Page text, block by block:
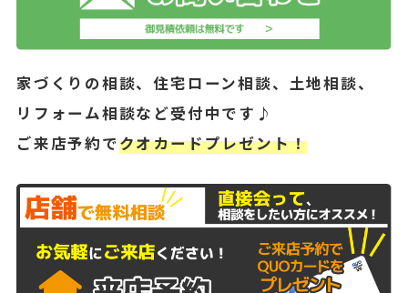
家づくりの相談、住宅ローン相談、土地相談、
リフォーム相談など受付中です♪
ご来店予約でクオカードプレゼント！